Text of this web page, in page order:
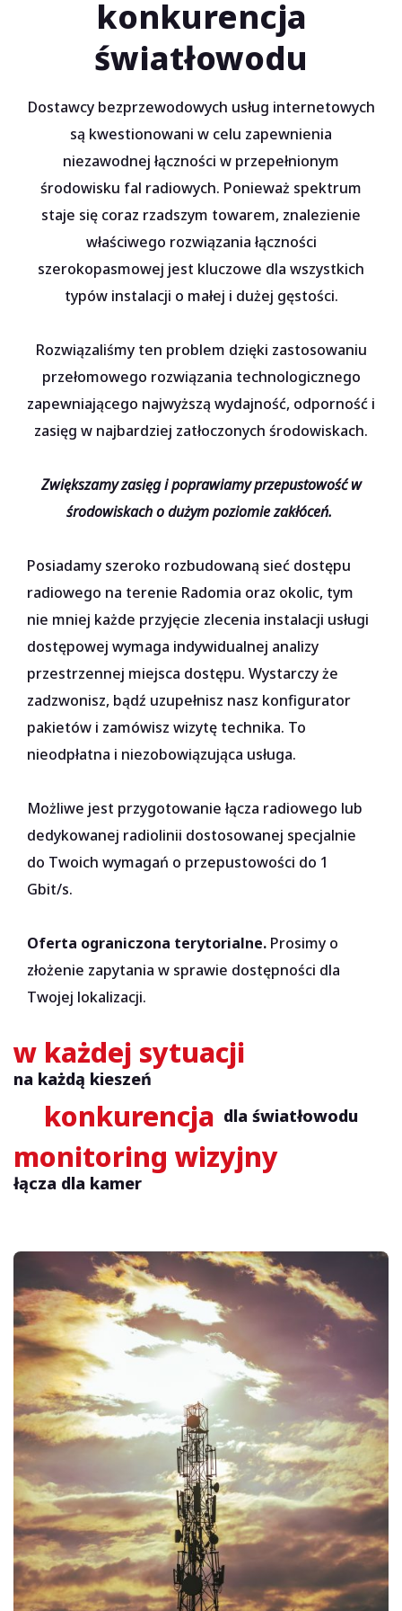
wypożycz na test
konkurencja
światłowodu
Dostawcy bezprzewodowych usług internetowych
są kwestionowani w celu zapewnienia
niezawodnej łączności w przepełnionym
środowisku fal radiowych. Ponieważ spektrum
staje się coraz rzadszym towarem, znalezienie
właściwego rozwiązania łączności
szerokopasmowej jest kluczowe dla wszystkich
typów instalacji o małej i dużej gęstości.
Rozwiązaliśmy ten problem dzięki zastosowaniu
przełomowego rozwiązania technologicznego
zapewniającego najwyższą wydajność, odporność i
zasięg w najbardziej zatłoczonych środowiskach.
Zwiększamy zasięg i poprawiamy przepustowość w
środowiskach o dużym poziomie zakłóceń.
Posiadamy szeroko rozbudowaną sieć dostępu
radiowego na terenie Radomia oraz okolic, tym
nie mniej każde przyjęcie zlecenia instalacji usługi
dostępowej wymaga indywidualnej analizy
przestrzennej miejsca dostępu. Wystarczy że
zadzwonisz, bądź uzupełnisz nasz konfigurator
pakietów i zamówisz wizytę technika. To
nieodpłatna i niezobowiązująca usługa.
Możliwe jest przygotowanie łącza radiowego lub
dedykowanej radiolinii dostosowanej specjalnie
do Twoich wymagań o przepustowości do 1
Gbit/s.
Oferta ograniczona terytorialne. Prosimy o
złożenie zapytania w sprawie dostępności dla
Twojej lokalizacji.
w każdej sytuacji
na każdą kieszeń
konkurencja dla światłowodu
monitoring wizyjny
łącza dla kamer